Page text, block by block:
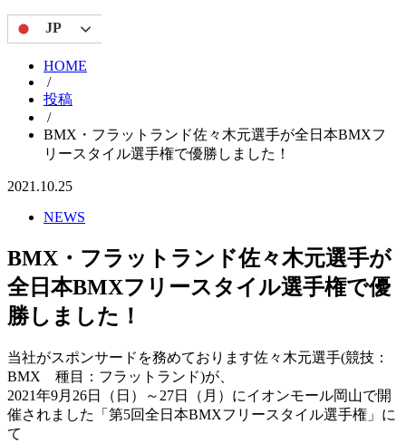
JP
HOME
/
投稿
/
BMX・フラットランド佐々木元選手が全日本BMXフ
リースタイル選手権で優勝しました！
2021.10.25
NEWS
BMX・フラットランド佐々木元選手が
全日本BMXフリースタイル選手権で優
勝しました！
当社がスポンサードを務めております佐々木元選手(競技：
BMX 種目：フラットランド)が、
2021年9月26日（日）～27日（月）にイオンモール岡山で開
催されました「第5回全日本BMXフリースタイル選手権」に
て